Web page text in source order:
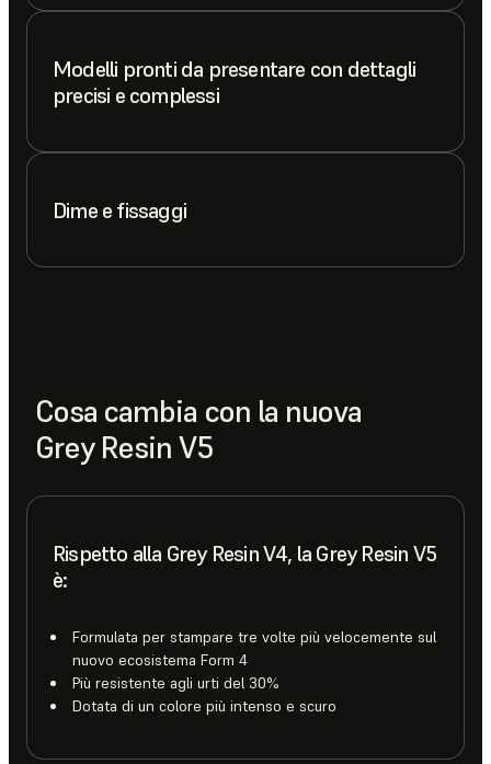
Modelli pronti da presentare con dettagli
precisi e complessi
Dime e fissaggi
Cosa cambia con la nuova
Grey Resin V5
Rispetto alla Grey Resin V4, la Grey Resin V5
è:
Formulata per stampare tre volte più velocemente sul
nuovo ecosistema Form 4
Più resistente agli urti del 30%
Dotata di un colore più intenso e scuro